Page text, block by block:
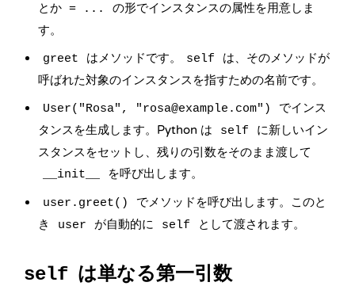
とか = ...
の形でインスタンスの属性を用意しま
す。
greet はメソッドです。 self
は、そのメソッドが
呼ばれた対象のインスタンスを指すための名前です。
User("Rosa", "rosa@example.com")
でインス
タンスを生成します。Python は
self
に新しいイン
スタンスをセットし、残りの引数をそのまま渡して
__init__ を呼び出します。
user.greet()
でメソッドを呼び出します。このと
き
user が自動的に self として渡されます。
self は単なる第一引数